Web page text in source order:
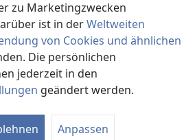
zu Marketingzwecken
ist in derWeltweiten
von Cookies und ähnlichen
Die persönlichen
jederzeit in den
geändert werden.
Anpassen
Bible and Tract Society of Pennsylvania.
DATENSCHUTZERKLÄRUNG